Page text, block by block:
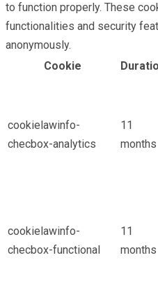
to function properly. These
functionalities and security
anonymously.
Cookie
cookielawinfo-
checbox-analytics
11
months
cookielawinfo-
checbox-functional
11
months